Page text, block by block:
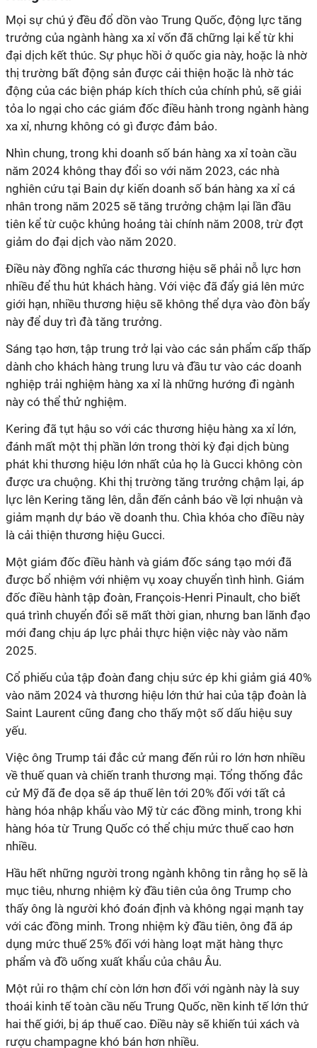
Mọi sự chú ý đều đổ dồn vào Trung Quốc, động lực tăng
trưởng của ngành hàng xa xỉ vốn đã chững lại kể từ khi
đại dịch kết thúc. Sự phục hồi ở quốc gia này, hoặc là nhờ
thị trường bất động sản được cải thiện hoặc là nhờ tác
động của các biện pháp kích thích của chính phủ, sẽ giải
tỏa lo ngại cho các giám đốc điều hành trong ngành hàng
xa xỉ, nhưng không có gì được đảm bảo.
Nhìn chung, trong khi doanh số bán hàng xa xỉ toàn cầu
năm 2024 không thay đổi so với năm 2023, các nhà
nghiên cứu tại Bain dự kiến doanh số bán hàng xa xỉ cá
nhân trong năm 2025 sẽ tăng trưởng chậm lại lần đầu
tiên kể từ cuộc khủng hoảng tài chính năm 2008, trừ đợt
giảm do đại dịch vào năm 2020.
Điều này đồng nghĩa các thương hiệu sẽ phải nỗ lực hơn
nhiều để thu hút khách hàng. Với việc đã đẩy giá lên mức
giới hạn, nhiều thương hiệu sẽ không thể dựa vào đòn bẩy
này để duy trì đà tăng trưởng.
Sáng tạo hơn, tập trung trở lại vào các sản phẩm cấp thấp
dành cho khách hàng trung lưu và đầu tư vào các doanh
nghiệp trải nghiệm hàng xa xỉ là những hướng đi ngành
này có thể thử nghiệm.
Kering đã tụt hậu so với các thương hiệu hàng xa xỉ lớn,
đánh mất một thị phần lớn trong thời kỳ đại dịch bùng
phát khi thương hiệu lớn nhất của họ là Gucci không còn
được ưa chuộng. Khi thị trường tăng trưởng chậm lại, áp
lực lên Kering tăng lên, dẫn đến cảnh báo về lợi nhuận và
giảm mạnh dự báo về doanh thu. Chìa khóa cho điều này
là cải thiện thương hiệu Gucci.
Một giám đốc điều hành và giám đốc sáng tạo mới đã
được bổ nhiệm với nhiệm vụ xoay chuyển tình hình. Giám
đốc điều hành tập đoàn, François-Henri Pinault, cho biết
quá trình chuyển đổi sẽ mất thời gian, nhưng ban lãnh đạo
mới đang chịu áp lực phải thực hiện việc này vào năm
2025.
Cổ phiếu của tập đoàn đang chịu sức ép khi giảm giá 40%
vào năm 2024 và thương hiệu lớn thứ hai của tập đoàn là
Saint Laurent cũng đang cho thấy một số dấu hiệu suy
yếu.
Việc ông Trump tái đắc cử mang đến rủi ro lớn hơn nhiều
về thuế quan và chiến tranh thương mại. Tổng thống đắc
cử Mỹ đã đe dọa sẽ áp thuế lên tới 20% đối với tất cả
hàng hóa nhập khẩu vào Mỹ từ các đồng minh, trong khi
hàng hóa từ Trung Quốc có thể chịu mức thuế cao hơn
nhiều.
Hầu hết những người trong ngành không tin rằng họ sẽ là
mục tiêu, nhưng nhiệm kỳ đầu tiên của ông Trump cho
thấy ông là người khó đoán định và không ngại mạnh tay
với các đồng minh. Trong nhiệm kỳ đầu tiên, ông đã áp
dụng mức thuế 25% đối với hàng loạt mặt hàng thực
phẩm và đồ uống xuất khẩu của châu Âu.
Một rủi ro thậm chí còn lớn hơn đối với ngành này là suy
thoái kinh tế toàn cầu nếu Trung Quốc, nền kinh tế lớn thứ
hai thế giới, bị áp thuế cao. Điều này sẽ khiến túi xách và
rượu champagne khó bán hơn nhiều.